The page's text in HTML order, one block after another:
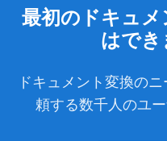
最初のドキュ
はでき
ドキュメント変換の
頼する数千人のユ